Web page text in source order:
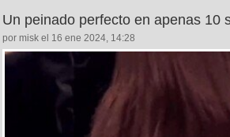
Un peinado perfecto en apenas 10
por misk el 16 ene 2024, 14:28